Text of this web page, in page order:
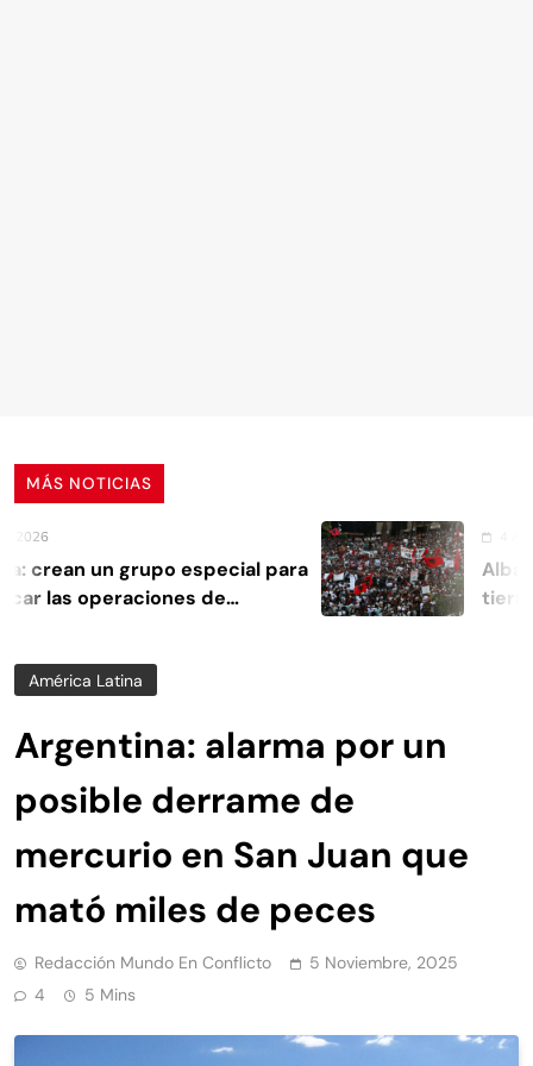
MÁS NOTICIAS
un grupo especial para
las operaciones de
4 Agosto,
Albania
tierras
América Latina
Argentina: alarma por un
posible derrame de
mercurio en San Juan que
mató miles de peces
Redacción Mundo En Conflicto
5 Noviembre, 2025
4
5 Mins